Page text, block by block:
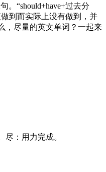
。“should+have+过去分
到而实际上没有做到，并
，尽量的英文单词？一起来
尽：用力完成。